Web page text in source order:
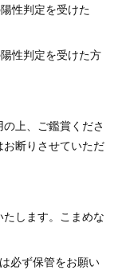
性判定を受けた
性判定を受けた方
上、ご鑑賞くださ
断りさせていただ
たします。こまめな
必ず保管をお願い